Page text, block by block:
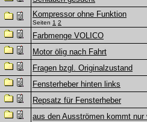
Kompressor ohne Funktion
Seiten 1 2
Farbmenge VOLICO
Motor ölig nach Fahrt
Fragen bzgl. Originalzustand
Fensterheber hinten links
Repsatz für Fensterheber
aus den Ausströmen kommt nur